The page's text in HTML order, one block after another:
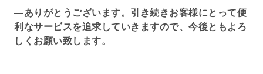
―ありがとうございます。引き続きお客様にとって便
利なサービスを追求していきますので、今後ともよろ
しくお願い致します。